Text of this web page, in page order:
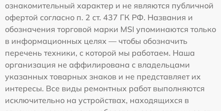
ознакомительный характер и не являются публичной
офертой согласно п. 2 ст. 437 ГК РФ. Названия и
обозначения торговой марки MSI упоминаются только
в информационных целях — чтобы обозначить
перечень техники, с которой мы работаем. Наша
организация не аффилирована с владельцами
указанных товарных знаков и не представляет их
интересы. Все виды ремонтных работ выполняются
исключительно на устройствах, находящихся в